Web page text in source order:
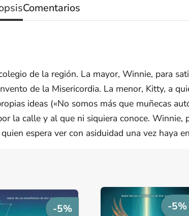
Comentarios
de la región. La mayor, Winnie, para
de la Misericordia. La menor, Kitty, a
ideas («No somos más que muñecas
la calle y al que ni siquiera conoce. Winnie,
espera ver con asiduidad una vez haya
-5% -5%